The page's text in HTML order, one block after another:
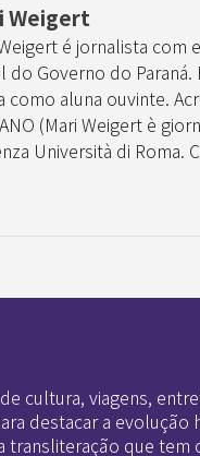
Weigert
é jornalista com
do Governo do
como aluna ouvinte.
(Mari Weigert è
Università di
cultura, viagens,
destacar a evolução
transliteração que tem